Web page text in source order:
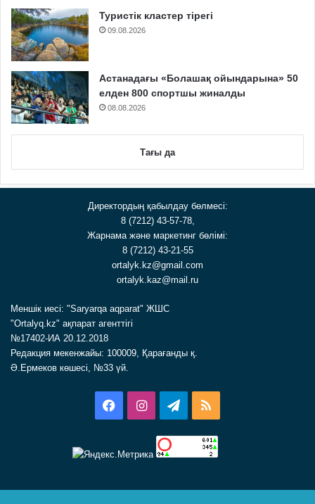
Туристік кластер тірегі
09.08.2026
Астанадағы «Болашақ ойындарына» 50
елден 800 спортшы жиналды
08.08.2026
Тағы да
Директордың қабылдау бөлмесі:
8 (7212) 43-57-78,
Жарнама және маркетинг бөлімі:
8 (7212) 43-21-55
ortalyk.kz@gmail.com
ortalyk.kaz@mail.ru
Меншік иесі: "Saryarqa aqparat" ЖШС
"Ortalyq.kz" ақпарат агенттігі
№17402-ИА 20.12.2018
Редакция мекенжайы: 100009, Қарағанды қ.
Ә.Ермеков көшесі, №33 үй.
FacebookInstagramTelegram